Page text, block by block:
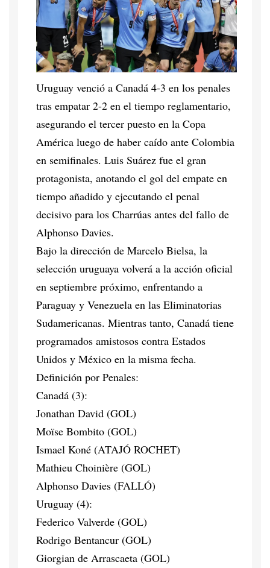
Uruguay venció a Canadá 4-3 en los penales
tras empatar 2-2 en el tiempo reglamentario,
asegurando el tercer puesto en la Copa
América luego de haber caído ante Colombia
en semifinales. Luis Suárez fue el gran
protagonista, anotando el gol del empate en
tiempo añadido y ejecutando el penal
decisivo para los Charrúas antes del fallo de
Alphonso Davies.
Bajo la dirección de Marcelo Bielsa, la
selección uruguaya volverá a la acción oficial
en septiembre próximo, enfrentando a
Paraguay y Venezuela en las Eliminatorias
Sudamericanas. Mientras tanto, Canadá tiene
programados amistosos contra Estados
Unidos y México en la misma fecha.
Definición por Penales:
Canadá (3):
Jonathan David (GOL)
Moïse Bombito (GOL)
Ismael Koné (ATAJÓ ROCHET)
Mathieu Choinière (GOL)
Alphonso Davies (FALLÓ)
Uruguay (4):
Federico Valverde (GOL)
Rodrigo Bentancur (GOL)
Giorgian de Arrascaeta (GOL)